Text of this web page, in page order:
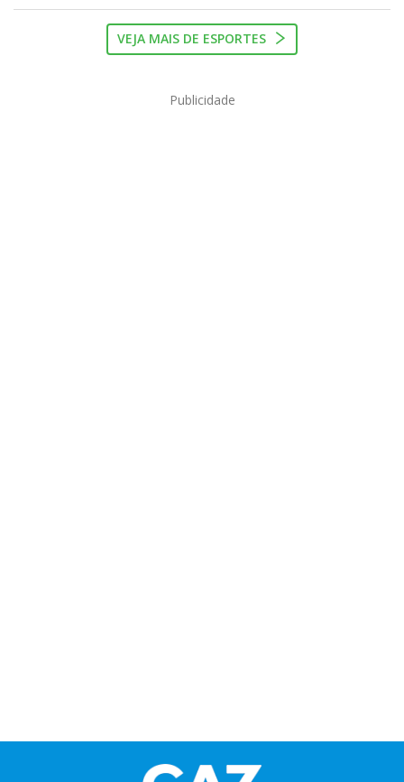
VEJA MAIS DE ESPORTES
Publicidade